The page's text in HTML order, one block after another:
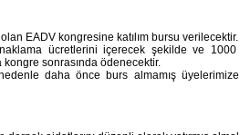
EADV kongresine katılım bursu verilecektir.
ücretlerini içerecek şekilde ve 1000
sonrasında ödenecektir.
daha önce burs almamış